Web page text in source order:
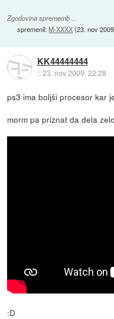
Zgodovina sprememb…
spremenil:M-XXXX(23. nov
KK44444444
::23. nov 2009, 22:28
ps3 ima boljši procesor kar
morm pa priznat da dela
:D